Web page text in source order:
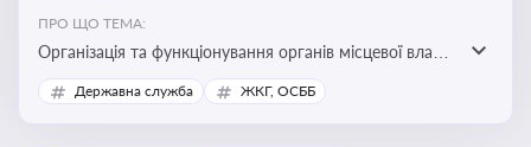
ПРО ЩО ТЕМА:
Організація та функціонування органів місцевої влади,
які приймають рішення та здійснюють управлінські
функції на рівні місцевих громад (міст, сіл, селищ)
Державна служба ЖКГ, ОСББ